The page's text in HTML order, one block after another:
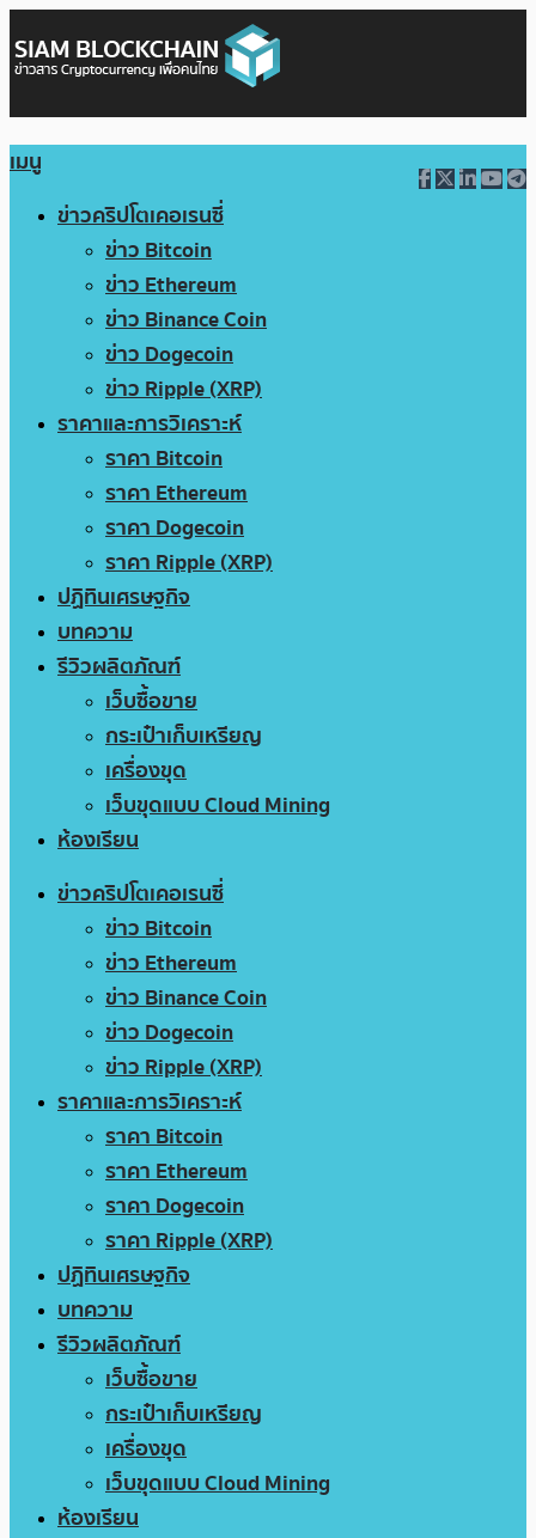
เมนู
ข่าวคริปโตเคอเรนซี่
ข่าว Bitcoin
ข่าว Ethereum
ข่าว Binance Coin
ข่าว Dogecoin
ข่าว Ripple (XRP)
ราคาและการวิเคราะห์
ราคา Bitcoin
ราคา Ethereum
ราคา Dogecoin
ราคา Ripple (XRP)
ปฏิทินเศรษฐกิจ
บทความ
รีวิวผลิตภัณฑ์
เว็บซื้อขาย
กระเป๋าเก็บเหรียญ
เครื่องขุด
เว็บขุดแบบ Cloud Mining
ห้องเรียน
ข่าวคริปโตเคอเรนซี่
ข่าว Bitcoin
ข่าว Ethereum
ข่าว Binance Coin
ข่าว Dogecoin
ข่าว Ripple (XRP)
ราคาและการวิเคราะห์
ราคา Bitcoin
ราคา Ethereum
ราคา Dogecoin
ราคา Ripple (XRP)
ปฏิทินเศรษฐกิจ
บทความ
รีวิวผลิตภัณฑ์
เว็บซื้อขาย
กระเป๋าเก็บเหรียญ
เครื่องขุด
เว็บขุดแบบ Cloud Mining
ห้องเรียน